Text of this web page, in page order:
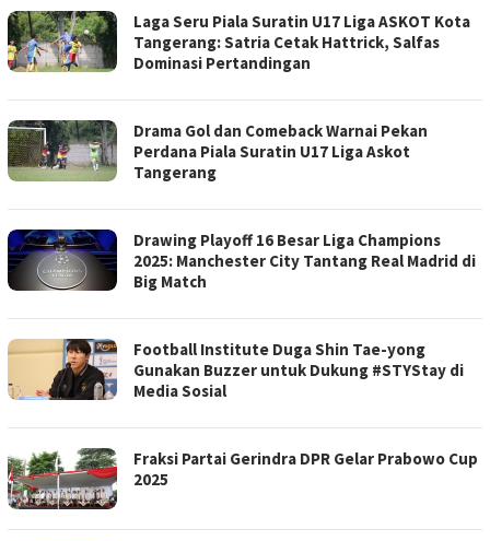
Laga Seru Piala Suratin U17 Liga ASKOT Kota
Tangerang: Satria Cetak Hattrick, Salfas
Dominasi Pertandingan
Drama Gol dan Comeback Warnai Pekan
Perdana Piala Suratin U17 Liga Askot
Tangerang
Drawing Playoff 16 Besar Liga Champions
2025: Manchester City Tantang Real Madrid di
Big Match
Football Institute Duga Shin Tae-yong
Gunakan Buzzer untuk Dukung #STYStay di
Media Sosial
Fraksi Partai Gerindra DPR Gelar Prabowo Cup
2025